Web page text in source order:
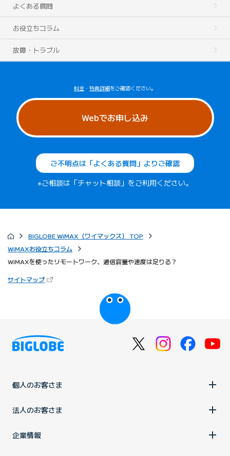
よくある質問
お役立ちコラム
故障・トラブル
料金 ・ 特典詳細をご確認ください。
Webでお申し込み
ご不明点は「よくある質問」よりご確認
※ご相談は「チャット相談」をご利用ください。
BIGLOBE WiMAX（ワイマックス） TOP
WiMAXお役立ちコラム
WiMAXを使ったリモートワーク、通信容量や速度は足りる？
サイトマップ（新しいタブで開きます）
個人のお客さま
法人のお客さま
企業情報